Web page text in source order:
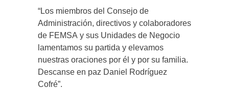
“Los miembros del Consejo de
Administración, directivos y colaboradores
de FEMSA y sus Unidades de Negocio
lamentamos su partida y elevamos
nuestras oraciones por él y por su familia.
Descanse en paz Daniel Rodríguez
Cofré”.